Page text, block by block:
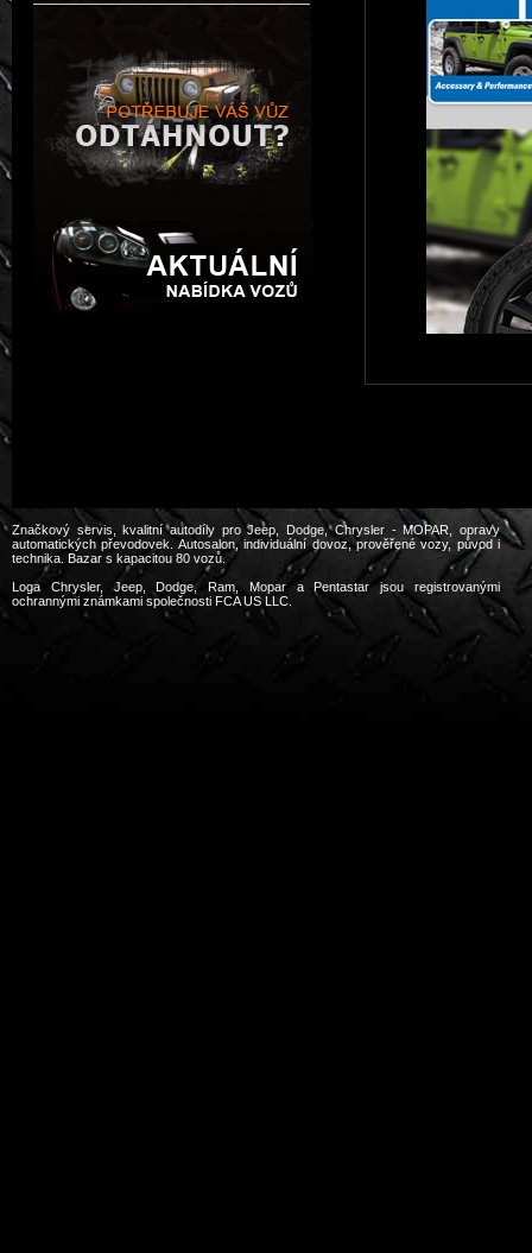
Značkový servis, kvalitní autodíly pro Jeep, Dodge, Chrysler - MOPAR, opravy
automatických převodovek. Autosalon, individuální dovoz, prověřené vozy, původ i
technika. Bazar s kapacitou 80 vozů.
Loga Chrysler, Jeep, Dodge, Ram, Mopar a Pentastar jsou registrovanými
ochrannými známkami společnosti FCA US LLC.